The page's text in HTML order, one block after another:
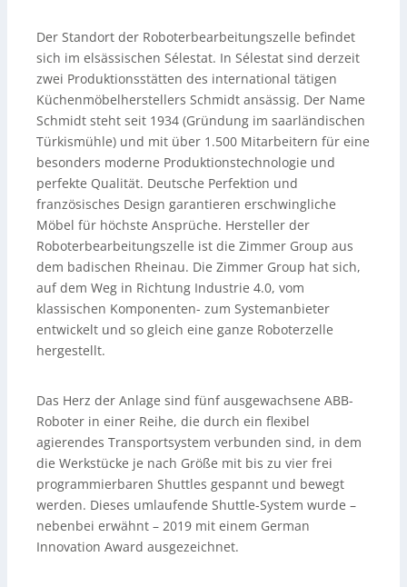
Der Standort der Roboterbearbeitungszelle befindet
sich im elsässischen Sélestat. In Sélestat sind derzeit
zwei Produktionsstätten des international tätigen
Küchenmöbelherstellers Schmidt ansässig. Der Name
Schmidt steht seit 1934 (Gründung im saarländischen
Türkismühle) und mit über 1.500 Mitarbeitern für eine
besonders moderne Produktionstechnologie und
perfekte Qualität. Deutsche Perfektion und
französisches Design garantieren erschwingliche
Möbel für höchste Ansprüche. Hersteller der
Roboterbearbeitungszelle ist die Zimmer Group aus
dem badischen Rheinau. Die Zimmer Group hat sich,
auf dem Weg in Richtung Industrie 4.0, vom
klassischen Komponenten- zum Systemanbieter
entwickelt und so gleich eine ganze Roboterzelle
hergestellt.
Das Herz der Anlage sind fünf ausgewachsene ABB-
Roboter in einer Reihe, die durch ein flexibel
agierendes Transportsystem verbunden sind, in dem
die Werkstücke je nach Größe mit bis zu vier frei
programmierbaren Shuttles gespannt und bewegt
werden. Dieses umlaufende Shuttle-System wurde –
nebenbei erwähnt – 2019 mit einem German
Innovation Award ausgezeichnet.